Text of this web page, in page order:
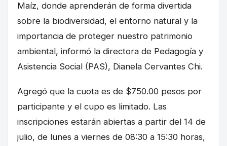
Maíz, donde aprenderán de forma divertida
sobre la biodiversidad, el entorno natural y la
importancia de proteger nuestro patrimonio
ambiental, informó la directora de Pedagogía y
Asistencia Social (PAS), Dianela Cervantes Chi.
Agregó que la cuota es de $750.00 pesos por
participante y el cupo es limitado. Las
inscripciones estarán abiertas a partir del 14 de
julio, de lunes a viernes de 08:30 a 15:30 horas,